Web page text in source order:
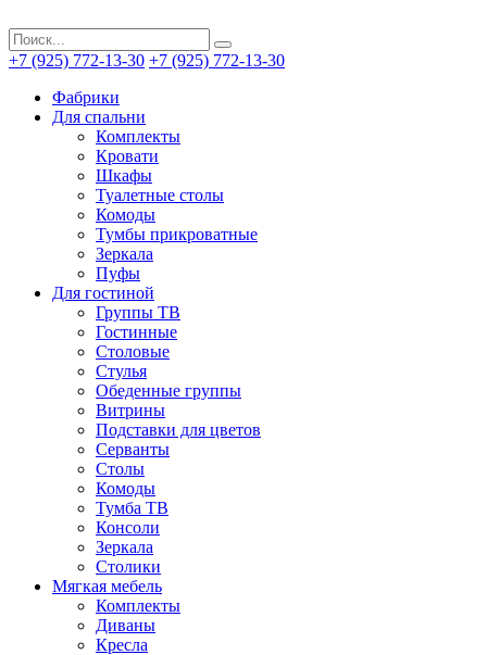
+7 (925) 772-13-30 +7 (925) 772-13-30
Фабрики
Для спальни
Комплекты
Кровати
Шкафы
Туалетные столы
Комоды
Тумбы прикроватные
Зеркала
Пуфы
Для гостиной
Группы ТВ
Гостинные
Столовые
Стулья
Обеденные группы
Витрины
Подставки для цветов
Серванты
Столы
Комоды
Тумба ТВ
Консоли
Зеркала
Столики
Мягкая мебель
Комплекты
Диваны
Кресла